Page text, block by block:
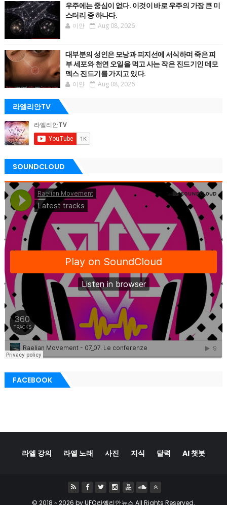
우주에는 중심이 없다. 이것이 바로 우주의 가장 큰 미
스터리 중 하나다.
이안 Aug 08, 2026
대부분의 성인은 모낭과 피지선에 서식하며 죽은 피
부 세포와 천연 오일을 먹고 사는 작은 진드기인 데모
덱스 진드기를 가지고 있다.
이안 Aug 08, 2026
라엘리안TV
SOUNDCLOUD
FACEBOOK
라엘 강의 라엘 노래 사진 지식 달력 AI 챗봇
© 2018 ~2026 byUFO라엘리안뉴스 All Rights Reserved.